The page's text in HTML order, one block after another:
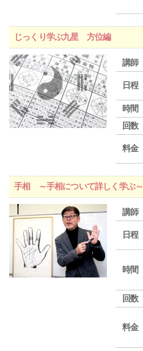
じっくり学ぶ九星 方位編
講師
日程
時間
回数
料金
手相 ～手相について詳しく学ぶ～
講師
日程
時間
回数
料金